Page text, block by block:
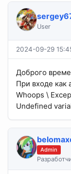
User
2024-09-29
Доброго
При входе как
Whoops \
Undefined
Admin